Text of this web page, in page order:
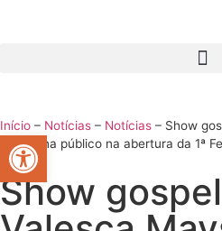
Início – Notícias – Notícias – Show
emociona público na abertura da 1ª
Show
Abrir a barra de ferramentas